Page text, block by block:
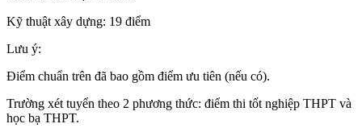
Kỹ thuật xây dựng: 19 điểm
Lưu ý:
Điểm chuẩn trên đã bao gồm điểm ưu tiên (nếu có).
Trường xét tuyển theo 2 phương thức: điểm thi tốt nghiệp THPT và
học bạ THPT.